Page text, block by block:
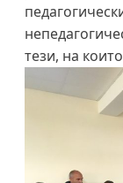
тези, на